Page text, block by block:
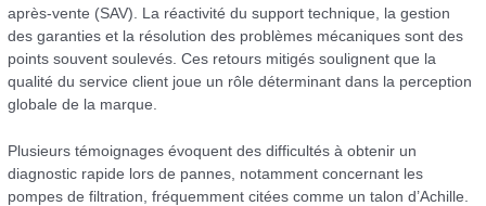
après-vente (SAV). La réactivité du support technique, la gestion
des garanties et la résolution des problèmes mécaniques sont des
points souvent soulevés. Ces retours mitigés soulignent que la
qualité du service client joue un rôle déterminant dans la perception
globale de la marque.
Plusieurs témoignages évoquent des difficultés à obtenir un
diagnostic rapide lors de pannes, notamment concernant les
pompes de filtration, fréquemment citées comme un talon d’Achille.